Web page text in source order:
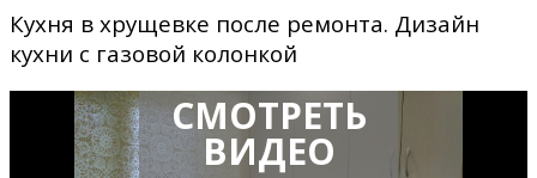
Кухня в хрущевке после ремонта. Дизайн
кухни с газовой колонкой
СМОТРЕТЬ
ВИДЕО